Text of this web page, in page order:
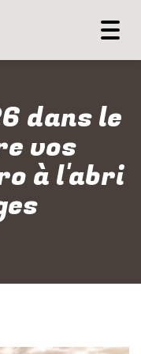
dans le
vos
à l'abri